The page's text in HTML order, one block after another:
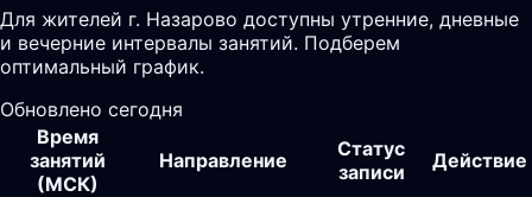
Для жителей г. Назарово доступны утренние, дневные
и вечерние интервалы занятий. Подберем
оптимальный график.
Обновлено сегодня
Время
занятий
(МСК)
Направление
Статус
записи
Действие